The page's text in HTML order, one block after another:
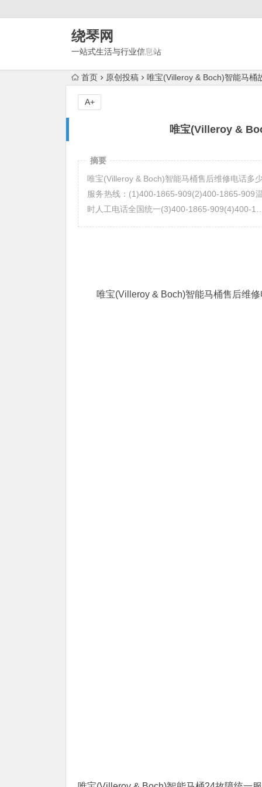
绕琴网
一站式生活与行业信息站
首页 原创投稿 唯宝(Villeroy & Boch)智能马桶
唯宝(Villeroy &
A+
摘要
唯宝(Villeroy & Boch)智能马桶售后维修电话多
服务热线：(1)400-1865-909(2)400-1865-909
时人工电话全国统一(3)400-1865-909(4)400-
唯宝(Villeroy & Boch)智能马桶售后维